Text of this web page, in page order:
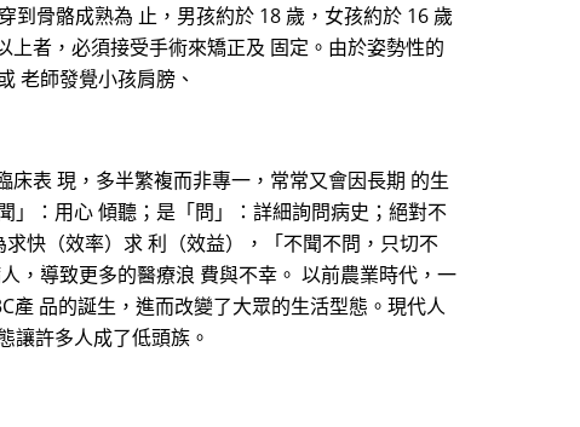
到骨骼成熟為 止，男孩約於 18 歲，女孩約於 16 歲
者，必須接受手術來矯正及 固定。由於姿勢性的
老師發覺小孩肩膀、
床表 現，多半繁複而非專一，常常又會因長期 的生
」：用心 傾聽；是「問」：詳細詢問病史；絕對不
快（效率）求 利（效益），「不聞不問，只切不
，導致更多的醫療浪 費與不幸。 以前農業時代，一
品的誕生，進而改變了大眾的生活型態。現代人
讓許多人成了低頭族。